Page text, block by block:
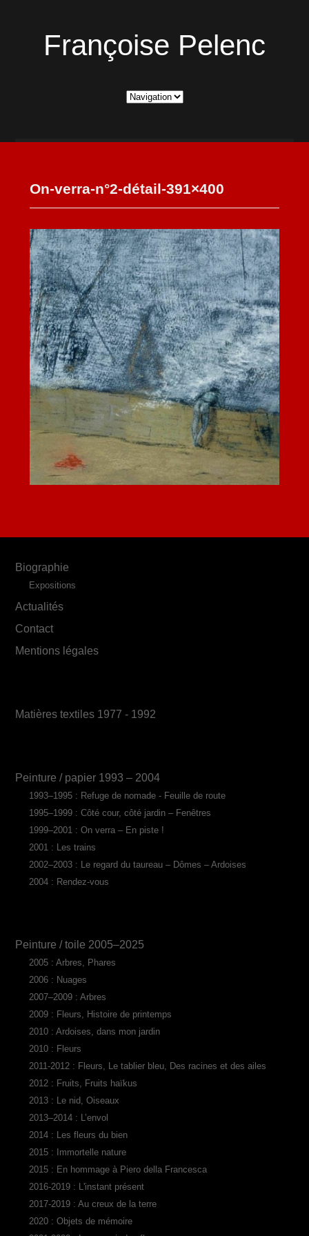
Françoise Pelenc
On-verra-n°2-détail-391×400
Biographie
Expositions
Actualités
Contact
Mentions légales
Matières textiles 1977 - 1992
Peinture / papier 1993 – 2004
1993–1995 : Refuge de nomade - Feuille de route
1995–1999 : Côté cour, côté jardin – Fenêtres
1999–2001 : On verra – En piste !
2001 : Les trains
2002–2003 : Le regard du taureau – Dômes – Ardoises
2004 : Rendez-vous
Peinture / toile 2005–2025
2005 : Arbres, Phares
2006 : Nuages
2007–2009 : Arbres
2009 : Fleurs, Histoire de printemps
2010 : Ardoises, dans mon jardin
2010 : Fleurs
2011-2012 : Fleurs, Le tablier bleu, Des racines et des ailes
2012 : Fruits, Fruits haïkus
2013 : Le nid, Oiseaux
2013–2014 : L’envol
2014 : Les fleurs du bien
2015 : Immortelle nature
2015 : En hommage à Piero della Francesca
2016-2019 : L'instant présent
2017-2019 : Au creux de la terre
2020 : Objets de mémoire